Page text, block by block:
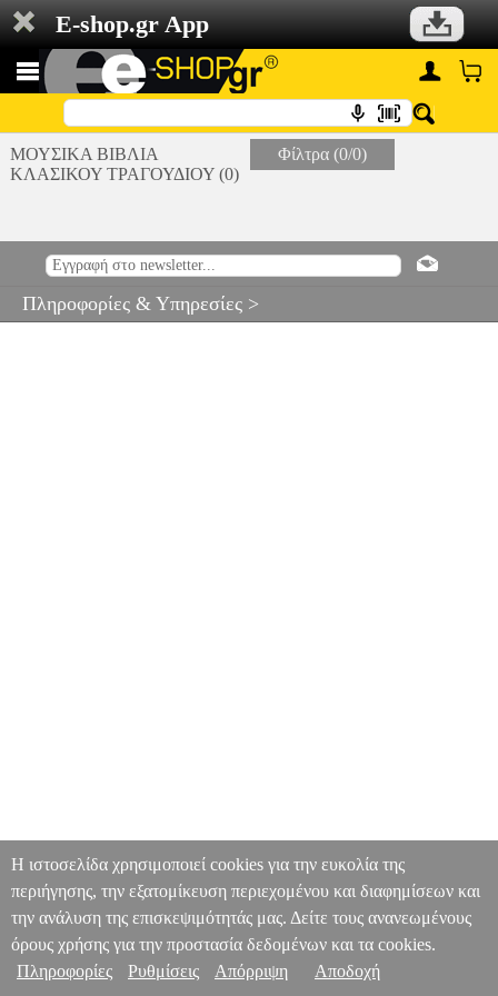
E-shop.gr App
ΜΟΥΣΙΚΑ ΒΙΒΛΙΑ
ΚΛΑΣΙΚΟΥ ΤΡΑΓΟΥΔΙΟΥ (0)
Φίλτρα (0/0)
Πληροφορίες & Υπηρεσίες >
Η ιστοσελίδα χρησιμοποιεί cookies για την ευκολία της
περιήγησης, την εξατομίκευση περιεχομένου και διαφημίσεων και
την ανάλυση της επισκεψιμότητάς μας. Δείτε τους ανανεωμένους
όρους χρήσης για την προστασία δεδομένων και τα cookies.
Πληροφορίες
Ρυθμίσεις Απόρριψη Αποδοχή